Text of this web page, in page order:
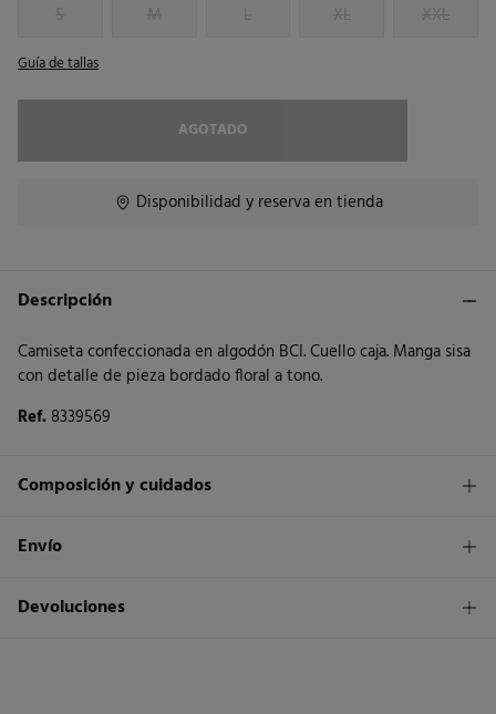
S M L XL XXL
Guía de tallas
AGOTADO
Disponibilidad y reserva en tienda
Descripción
Camiseta confeccionada en algodón BCI. Cuello caja. Manga sisa
con detalle de pieza bordado floral a tono.
Ref. 8339569
Composición y cuidados
Composición
Cuidados
Envío
Envío a tienda
1,95€
Devoluciones